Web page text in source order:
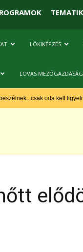
LÓKIKÉPZÉS
LOVAS MEZŐGAZDASÁG
oda kell